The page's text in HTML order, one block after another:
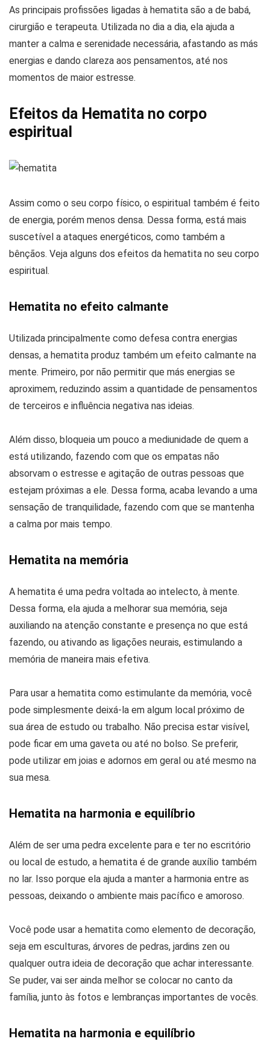
As principais profissões ligadas à hematita são a de babá,
cirurgião e terapeuta. Utilizada no dia a dia, ela ajuda a
manter a calma e serenidade necessária, afastando as más
energias e dando clareza aos pensamentos, até nos
momentos de maior estresse.
Efeitos da Hematita no corpo
espiritual
Assim como o seu corpo físico, o espiritual também é feito
de energia, porém menos densa. Dessa forma, está mais
suscetível a ataques energéticos, como também a
bênçãos. Veja alguns dos efeitos da hematita no seu corpo
espiritual.
Hematita no efeito calmante
Utilizada principalmente como defesa contra energias
densas, a hematita produz também um efeito calmante na
mente. Primeiro, por não permitir que más energias se
aproximem, reduzindo assim a quantidade de pensamentos
de terceiros e influência negativa nas ideias.
Além disso, bloqueia um pouco a mediunidade de quem a
está utilizando, fazendo com que os empatas não
absorvam o estresse e agitação de outras pessoas que
estejam próximas a ele. Dessa forma, acaba levando a uma
sensação de tranquilidade, fazendo com que se mantenha
a calma por mais tempo.
Hematita na memória
A hematita é uma pedra voltada ao intelecto, à mente.
Dessa forma, ela ajuda a melhorar sua memória, seja
auxiliando na atenção constante e presença no que está
fazendo, ou ativando as ligações neurais, estimulando a
memória de maneira mais efetiva.
Para usar a hematita como estimulante da memória, você
pode simplesmente deixá-la em algum local próximo de
sua área de estudo ou trabalho. Não precisa estar visível,
pode ficar em uma gaveta ou até no bolso. Se preferir,
pode utilizar em joias e adornos em geral ou até mesmo na
sua mesa.
Hematita na harmonia e equilíbrio
Além de ser uma pedra excelente para e ter no escritório
ou local de estudo, a hematita é de grande auxílio também
no lar. Isso porque ela ajuda a manter a harmonia entre as
pessoas, deixando o ambiente mais pacífico e amoroso.
Você pode usar a hematita como elemento de decoração,
seja em esculturas, árvores de pedras, jardins zen ou
qualquer outra ideia de decoração que achar interessante.
Se puder, vai ser ainda melhor se colocar no canto da
família, junto às fotos e lembranças importantes de vocês.
Hematita na harmonia e equilíbrio